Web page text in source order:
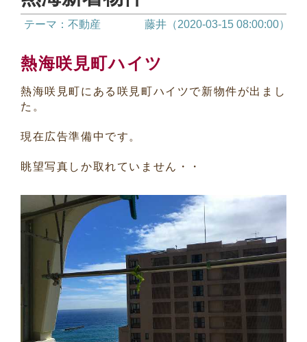
テーマ：不動産 藤井（2020-03-15 08:00:00）
熱海咲見町ハイツ
熱海咲見町にある咲見町ハイツで新物件が出まし
た。
現在広告準備中です。
眺望写真しか取れていません・・